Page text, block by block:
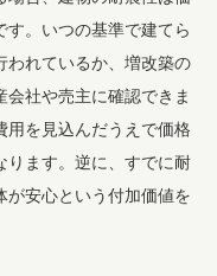
。いつの基準で建てら
われているか、増改築の
社や売主に確認できま
用を見込んだうえで価格
ります。逆に、すでに耐
が安心という付加価値を